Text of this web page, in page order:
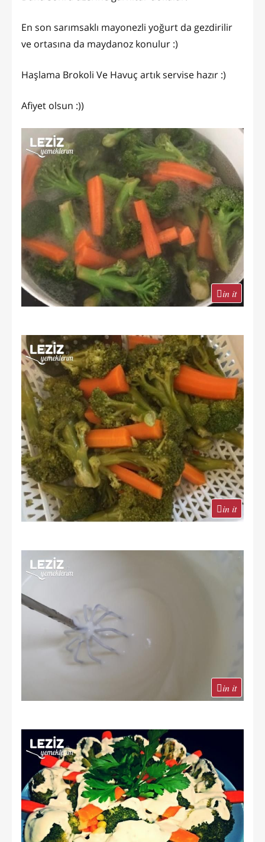
En son sarımsaklı mayonezli yoğurt da gezdirilir
ve ortasına da maydanoz konulur :)
Haşlama Brokoli Ve Havuç artık servise hazır :)
Afiyet olsun :))
in it
in it
in it